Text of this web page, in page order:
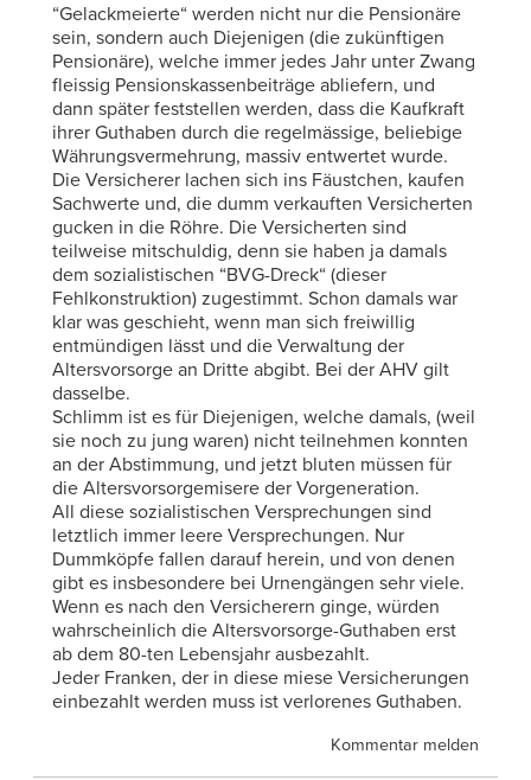
“Gelackmeierte“ werden nicht nur die Pensionäre
sein, sondern auch Diejenigen (die zukünftigen
Pensionäre), welche immer jedes Jahr unter Zwang
fleissig Pensionskassenbeiträge abliefern, und
dann später feststellen werden, dass die Kaufkraft
ihrer Guthaben durch die regelmässige, beliebige
Währungsvermehrung, massiv entwertet wurde.
Die Versicherer lachen sich ins Fäustchen, kaufen
Sachwerte und, die dumm verkauften Versicherten
gucken in die Röhre. Die Versicherten sind
teilweise mitschuldig, denn sie haben ja damals
dem sozialistischen “BVG-Dreck“ (dieser
Fehlkonstruktion) zugestimmt. Schon damals war
klar was geschieht, wenn man sich freiwillig
entmündigen lässt und die Verwaltung der
Altersvorsorge an Dritte abgibt. Bei der AHV gilt
dasselbe.
Schlimm ist es für Diejenigen, welche damals, (weil
sie noch zu jung waren) nicht teilnehmen konnten
an der Abstimmung, und jetzt bluten müssen für
die Altersvorsorgemisere der Vorgeneration.
All diese sozialistischen Versprechungen sind
letztlich immer leere Versprechungen. Nur
Dummköpfe fallen darauf herein, und von denen
gibt es insbesondere bei Urnengängen sehr viele.
Wenn es nach den Versicherern ginge, würden
wahrscheinlich die Altersvorsorge-Guthaben erst
ab dem 80-ten Lebensjahr ausbezahlt.
Jeder Franken, der in diese miese Versicherungen
einbezahlt werden muss ist verlorenes Guthaben.
Kommentar melden